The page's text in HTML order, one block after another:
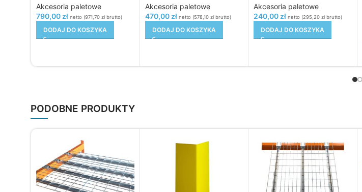
Akcesoria paletowe
790,00 zł netto (971,70 zł brutto)
DODAJ DO KOSZYKA
Akcesoria paletowe
470,00 zł netto (578,10 złbrutto)
DODAJ DO KOSZYKA
Akcesoria paletowe
240,00 zł netto (295,20zł brutto)
DODAJ DO KOSZYKA
PODOBNE PRODUKTY